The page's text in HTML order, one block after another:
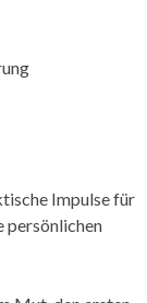
Impulse für
persönlichen